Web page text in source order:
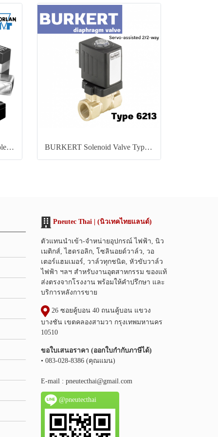
Sporlan (สปอร์แลน) MKC Solenoid Coils BURKERT Solenoid Valve Type 6213
Pneutec Thai | (นิวเทคไทยแลนด์)
ตัวแทนนำเข้า-จำหน่ายอุปกรณ์ ไฟฟ้า, นิว
เมติกส์, ไฮดรอลิก, โซลินอยด์วาล์ว, วอ
เตอร์แฮมเมอร์, วาล์วทุกชนิด, หัวขับวาล์ว
ไฟฟ้า ฯลฯ สำหรับงานอุตสาหกรรม ของแท้
ส่งตรงจากโรงงาน พร้อมให้คำปรึกษา และ
บริการหลังการขาย
26 ซอยคู้บอน 40 ถนนคู้บอน แขวง
บางชัน เขตคลองสามวา กรุงเทพมหานคร
10510
ขอใบเสนอราคา (ออกใบกำกับภาษีได้)
• 083-028-8386 (คุณแมน)
E-mail : pneutecthai@gmail.com
@pneutecthai